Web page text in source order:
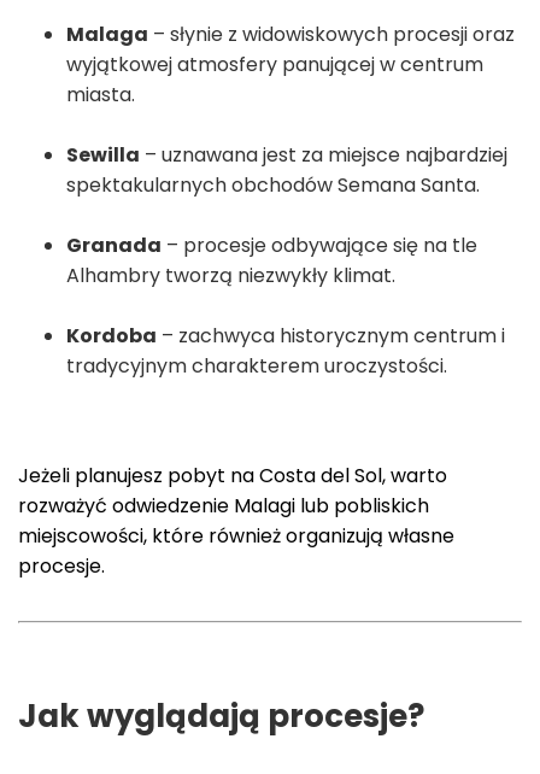
Malaga – słynie z widowiskowych procesji oraz
wyjątkowej atmosfery panującej w centrum
miasta.
Sewilla – uznawana jest za miejsce najbardziej
spektakularnych obchodów Semana Santa.
Granada – procesje odbywające się na tle
Alhambry tworzą niezwykły klimat.
Kordoba – zachwyca historycznym centrum i
tradycyjnym charakterem uroczystości.
Jeżeli planujesz pobyt na Costa del Sol, warto
rozważyć odwiedzenie Malagi lub pobliskich
miejscowości, które również organizują własne
procesje.
Jak wyglądają procesje?